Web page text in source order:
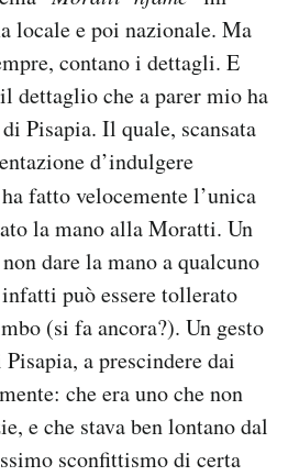
locale e poi nazionale. Ma
contano i dettagli. E
dettaglio che a parer mio ha
Pisapia. Il quale, scansata
d’indulgere
fatto velocemente l’unica
la mano alla Moratti. Un
dare la mano a qualcuno
può essere tollerato
(si fa ancora?). Un gesto
a prescindere dai
che era uno che non
e che stava ben lontano dal
sconfittismo di certa